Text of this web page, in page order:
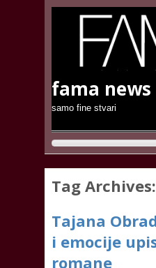
fama news
samo fine stvari
Tag Archives:
Tajana
i emocije
romane